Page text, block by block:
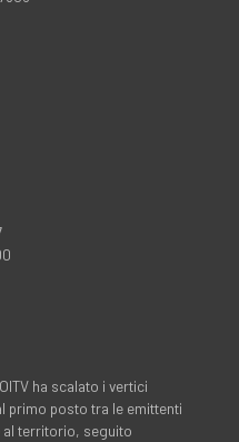
ha scalato i vertici
primo posto tra le emittenti
al territorio, seguito